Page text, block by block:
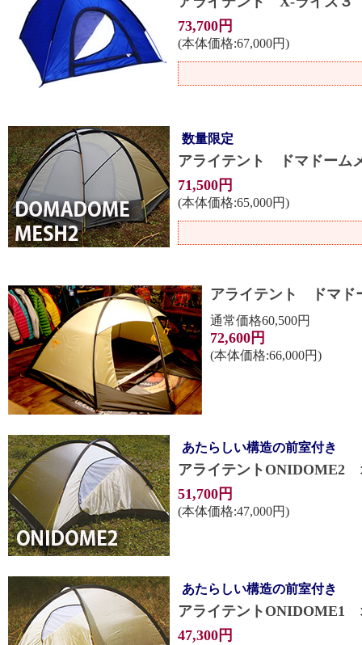
73,700円
(本体価格:67,000円)
数量限定
アライテント ドマドーム
71,500円
(本体価格:65,000円)
アライテント ドマド
通常価格60,500円
72,600円
(本体価格:66,000円)
あたらしい構造の前室付き
アライテントONIDOME2
51,700円
(本体価格:47,000円)
あたらしい構造の前室付き
アライテントONIDOME1
47,300円